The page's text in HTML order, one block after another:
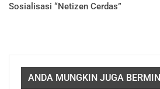
Sosialisasi “Netizen Cerdas”
ANDA MUNGKIN JUGA